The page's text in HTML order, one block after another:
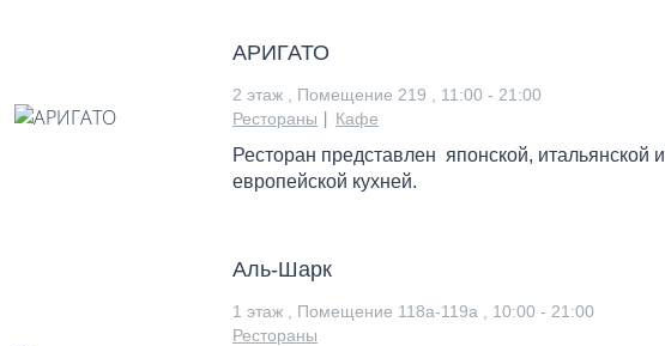
АРИГАТО
2 этаж , Помещение 219 ,
11:00 - 21:00
Рестораны | Кафе
Ресторан представлен японской, итальянской и
европейской кухней.
Аль-Шарк
1 этаж , Помещение 118а-119а ,
10:00 - 21:00
Рестораны